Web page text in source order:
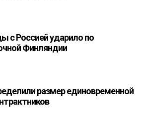
с Россией ударило по
Финляндии
размер единовременной